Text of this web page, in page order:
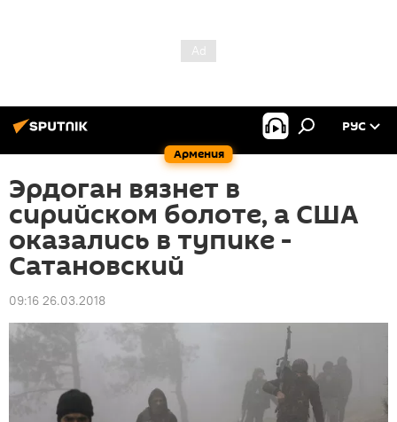
Армения
РУС
Эрдоган вязнет в
сирийском болоте, а США
оказались в тупике -
Сатановский
09:16 26.03.2018